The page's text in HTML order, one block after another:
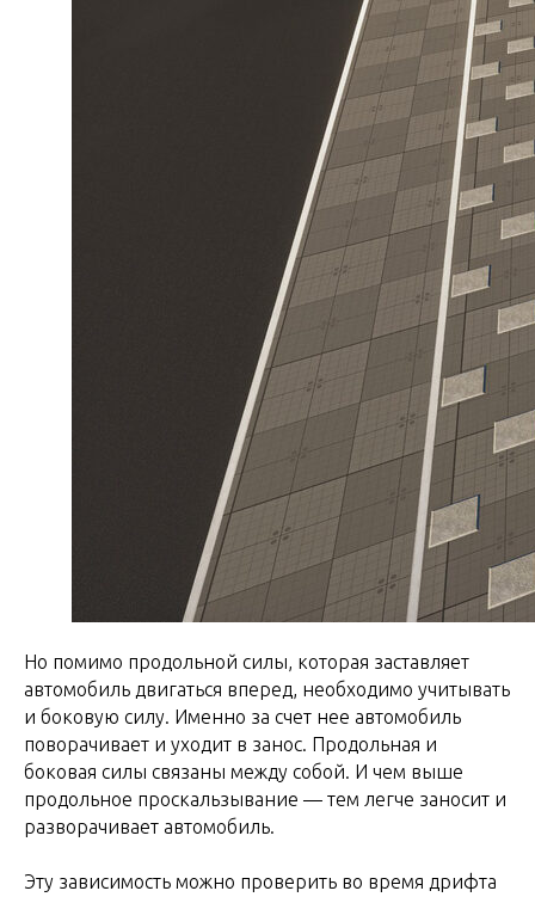
Но помимо продольной силы, которая заставляет
автомобиль двигаться вперед, необходимо учитывать
и боковую силу. Именно за счет нее автомобиль
поворачивает и уходит в занос. Продольная и
боковая силы связаны между собой. И чем выше
продольное проскальзывание — тем легче заносит и
разворачивает автомобиль.
Эту зависимость можно проверить во время дрифта